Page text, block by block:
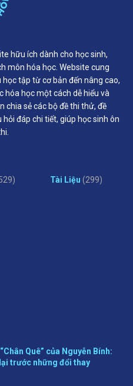
hữu ích dành cho học sinh,
môn hóa học. Website cung
tập từ cơ bản đến nâng cao,
hóa học một cách dễ hiểu và
chia sẻ các bộ đề thi thử, đề
đáp chi tiết, giúp học sinh ôn
Tài Liệu (299)
Quê” của Nguyễn Bính:
trước những đổi thay